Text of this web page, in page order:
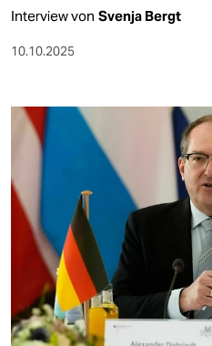
Interview von Svenja Bergt
10.10.2025